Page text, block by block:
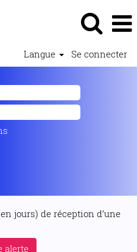
Langue Se connecter
jours) de réception d’une
alerte